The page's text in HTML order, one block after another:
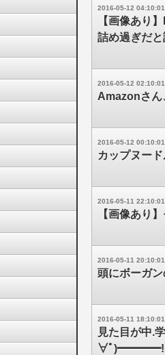
2016-05-12 04:10:01
【画像あり
詰め過ぎだ
2016-05-12 02:10:01
Amazonさん
2016-05-12 00:10:01
カップヌー
2016-05-11 22:10:01
【画像あり
2016-05-11 20:10:01
頭にボーガ
2016-05-11 18:10:01
見た目が中.
∀ﾟ